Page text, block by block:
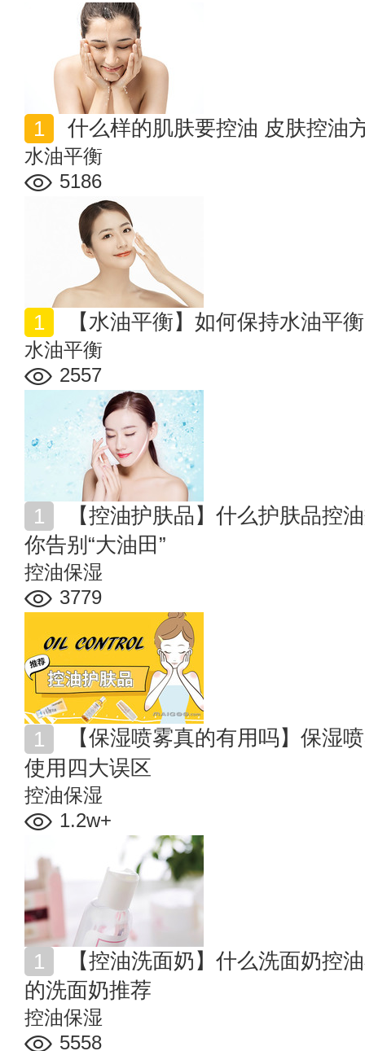
什么样的肌肤要控油 皮肤控油
水油平衡
5186
【水油平衡】如何保持水油平
水油平衡
2557
你告别“大油田”
控油保湿
3779
使用四大误区
控油保湿
1.2w+
的洗面奶推荐
控油保湿
5558